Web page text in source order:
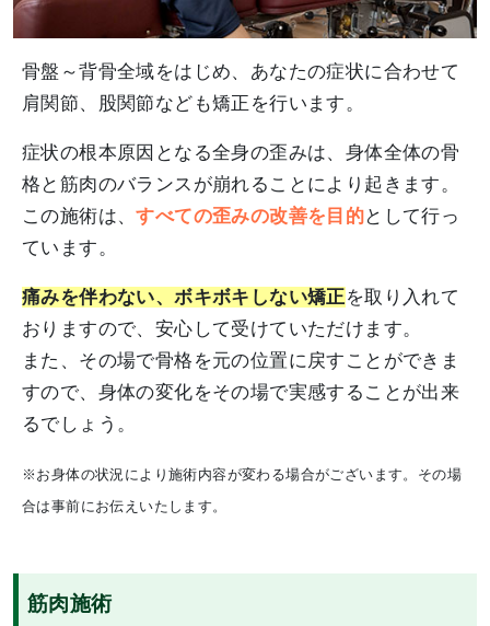
骨盤～背骨全域をはじめ、あなたの症状に合わせて
肩関節、股関節なども矯正を行います。
症状の根本原因となる全身の歪みは、身体全体の骨
格と筋肉のバランスが崩れることにより起きます。
この施術は、すべての歪みの改善を目的として行っ
ています。
痛みを伴わない、ボキボキしない矯正を取り入れて
おりますので、安心して受けていただけます。
また、その場で骨格を元の位置に戻すことができま
すので、身体の変化をその場で実感することが出来
るでしょう。
※お身体の状況により施術内容が変わる場合がございます。その場
合は事前にお伝えいたします。
筋肉施術